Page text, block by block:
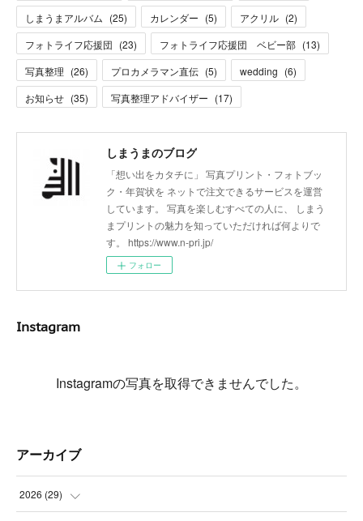
しまうまアルバム (25) カレンダー (5) アクリル (2)
フォトライフ応援団 (23) フォトライフ応援団 ベビー部 (13)
写真整理 (26) プロカメラマン直伝 (5) wedding (6)
お知らせ (35) 写真整理アドバイザー (17)
しまうまのブログ
「想い出をカタチに」 写真プリント・フォトブッ
ク・年賀状を ネットで注文できるサービスを運営
しています。 写真を楽しむすべての人に、 しまう
まプリントの魅力を知っていただければ何よりで
す。 https://www.n-pri.jp/
フォロー
Instagram
Instagramの写真を取得できませんでした。
アーカイブ
2026 (29)